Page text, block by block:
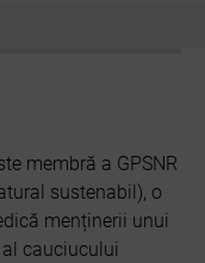
membră a GPSNR
sustenabil), o
menținerii unui
cauciucului